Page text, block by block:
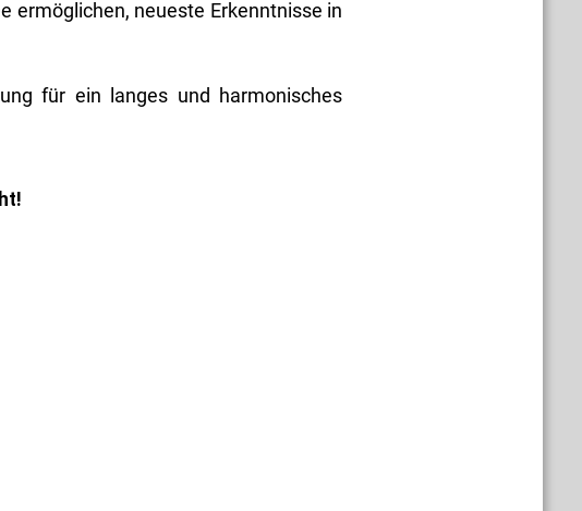
ermöglichen, neueste Erkenntnisse in
für ein langes und harmonisches